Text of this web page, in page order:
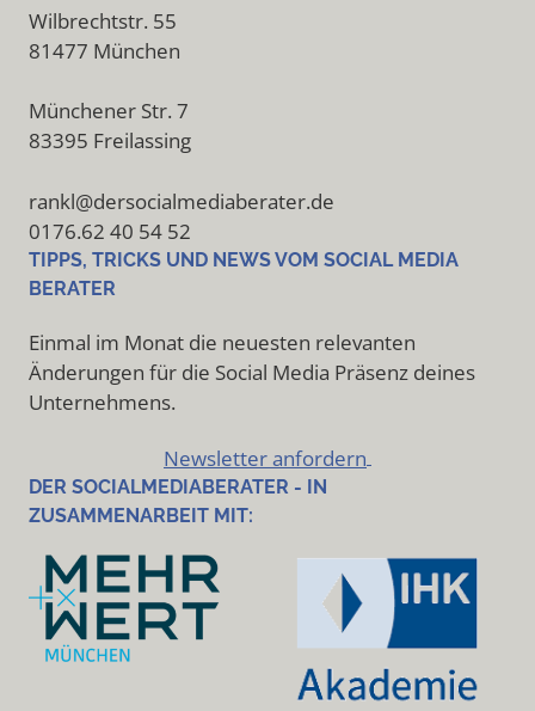
Wilbrechtstr. 55
81477 München
Münchener Str. 7
83395 Freilassing
rankl@dersocialmediaberater.de
0176.62 40 54 52
TIPPS, TRICKS UND NEWS VOM SOCIAL MEDIA
BERATER
Einmal im Monat die neuesten relevanten
Änderungen für die Social Media Präsenz deines
Unternehmens.
Newsletter anfordern
DER SOCIALMEDIABERATER - IN
ZUSAMMENARBEIT MIT: